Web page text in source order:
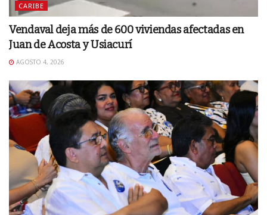
CARIBE
Vendaval deja más de 600 viviendas afectadas en
Juan de Acosta y Usiacurí
AGOSTO 4, 2026